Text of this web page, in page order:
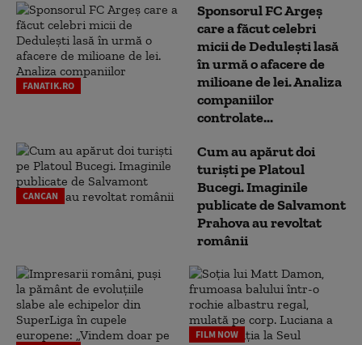
FANATIK.RO
Sponsorul FC Argeș
care a făcut celebri
micii de Dedulești lasă
în urmă o afacere de
milioane de lei. Analiza
companiilor
controlate...
CANCAN
Cum au apărut doi
turiști pe Platoul
Bucegi. Imaginile
publicate de Salvamont
Prahova au revoltat
românii
FILM NOW